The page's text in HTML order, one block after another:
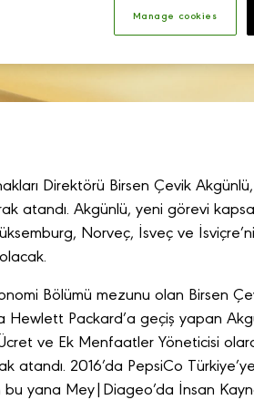
Direktörü Birsen Çevik
atandı. Akgünlü, yeni görevi
Norveç, İsveç ve
Bölümü mezunu olan Birsen
Hewlett Packard’a geçiş yapan
Ücret ve Ek Menfaatler Yöneticisi
atandı. 2016’da PepsiCo
bu yana Mey|Diageo’da İnsan
Manage cookies